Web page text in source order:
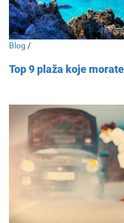
Blog /
Top 9 plaža koje